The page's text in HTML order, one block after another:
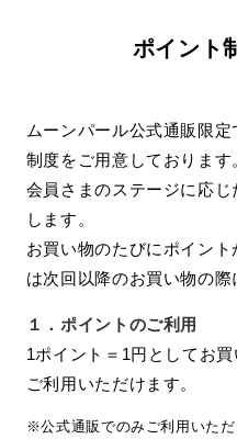
ポイント
ムーンパール公式通販限
制度をご用意しております
会員さまのステージに応
します。
お買い物のたびにポイン
は次回以降のお買い物の際
１．ポイントのご利用
1ポイント＝1円としてお
ご利用いただけます。
※公式通販でのみご利用いただ